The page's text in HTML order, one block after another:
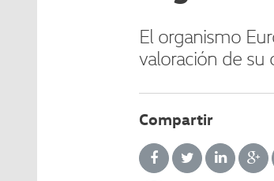
El organismo
valoración de su
Compartir